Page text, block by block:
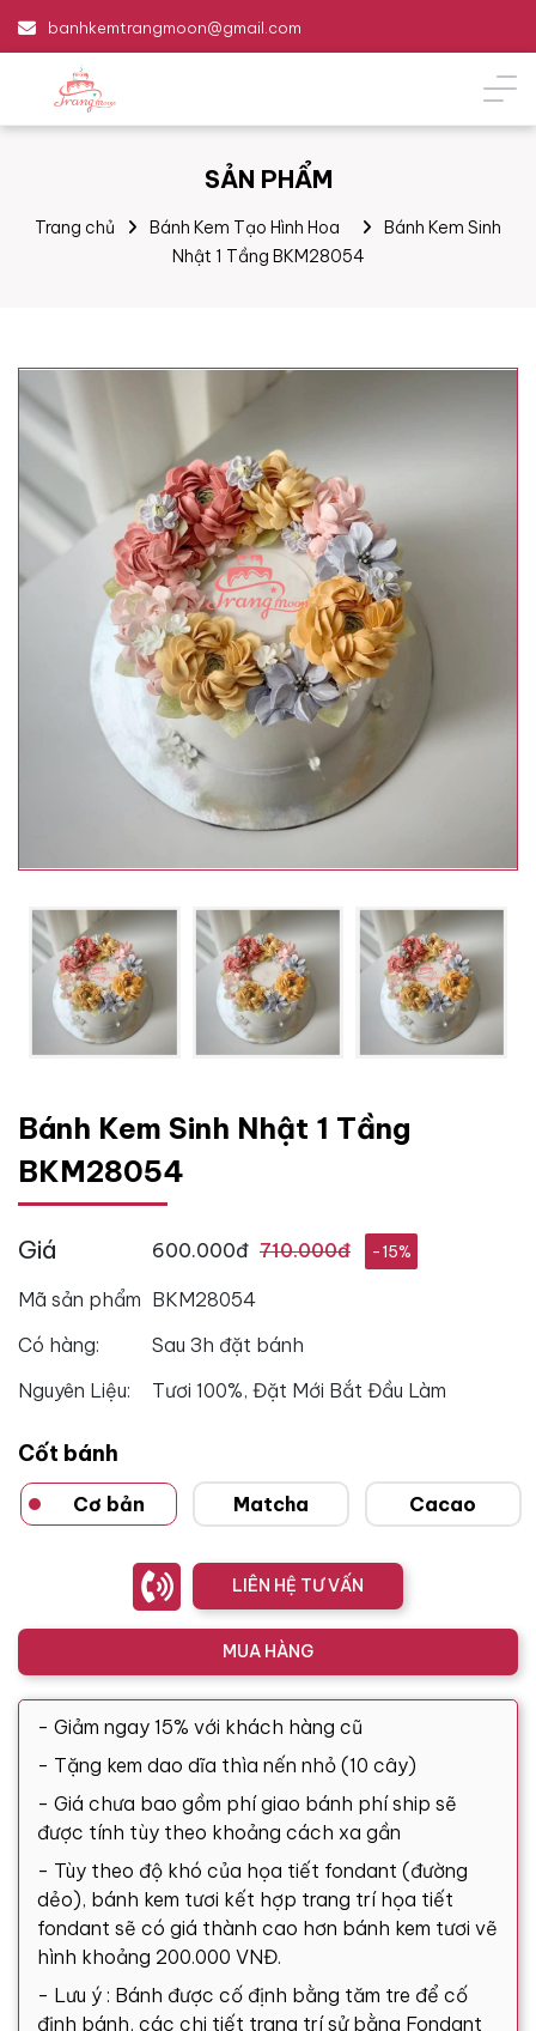
banhkemtrangmoon@gmail.com
SẢN PHẨM
Trang chủ Bánh Kem Tạo Hình Hoa
Bánh Kem Sinh
Nhật 1 Tầng BKM28054
Bánh Kem Sinh Nhật 1 Tầng
BKM28054
Giá 600.000đ 710.000đ -15%
Mã sản phẩm BKM28054
Có hàng:
Sau 3h đặt bánh
Nguyên Liệu:
Tươi 100%, Đặt Mới Bắt Đầu Làm
Cốt bánh
Cơ bản Matcha Cacao
LIÊN HỆ TƯ VẤN
MUA HÀNG
- Giảm ngay 15% với khách hàng cũ
- Tặng kem dao dĩa thìa nến nhỏ (10 cây)
- Giá chưa bao gồm phí giao bánh phí ship sẽ
được tính tùy theo khoảng cách xa gần
- Tùy theo độ khó của họa tiết fondant (đường
dẻo), bánh kem tươi kết hợp trang trí họa tiết
fondant sẽ có giá thành cao hơn bánh kem tươi vẽ
hình khoảng 200.000 VNĐ.
- Lưu ý : Bánh được cố định bằng tăm tre để cố
định bánh, các chi tiết trang trí sử bằng Fondant